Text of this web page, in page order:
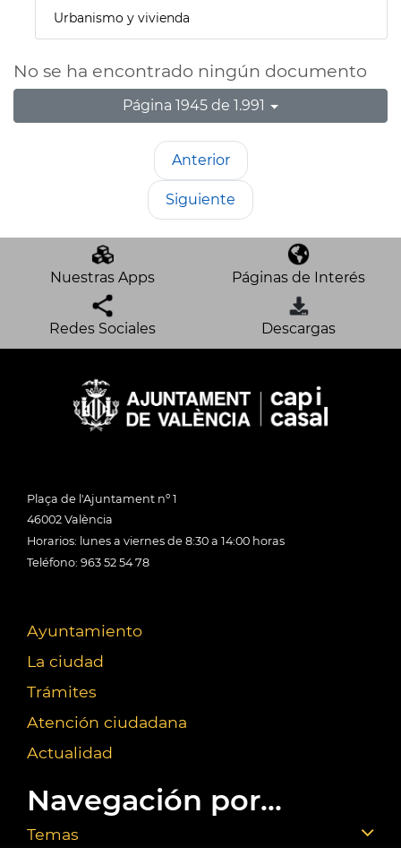
Urbanismo y vivienda
No se ha encontrado ningún documento
Página 1945 de 1.991
Anterior
Siguiente
Nuestras Apps Páginas de Interés
Redes Sociales Descargas
Plaça de l'Ajuntament nº 1
46002 València
Horarios: lunes a viernes de 8:30 a 14:00 horas
Teléfono: 963 52 54 78
Ayuntamiento
La ciudad
Trámites
Atención ciudadana
Actualidad
Navegación por...
Temas